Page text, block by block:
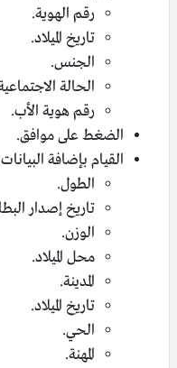
رقم الهوية.
تاريخ الميلاد.
الجنس.
الحالة
رقم هوية الأب.
الضغط على موافق.
القيام بإضافة البيانات
الطول.
تاريخ إصدار
الوزن.
محل الميلاد.
المدينة.
تاريخ الميلاد.
الحي.
المهنة.